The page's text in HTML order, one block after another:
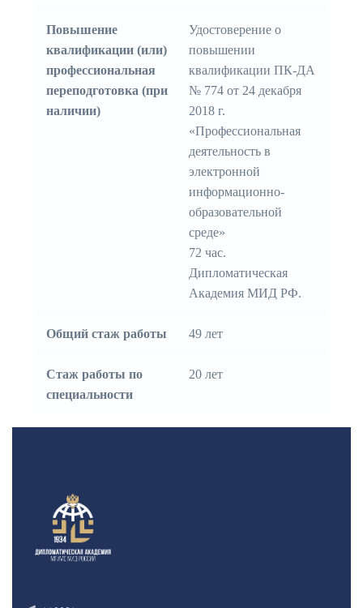
Повышение
квалификации (или)
профессиональная
переподготовка (при
наличии)
Удостоверение о
повышении
квалификации ПК-ДА
№ 774 от 24 декабря
2018 г.
«Профессиональная
деятельность в
электронной
информационно-
образовательной
среде»
72 час.
Дипломатическая
Академия МИД РФ.
Общий стаж работы 49 лет
Стаж работы по
специальности
20 лет